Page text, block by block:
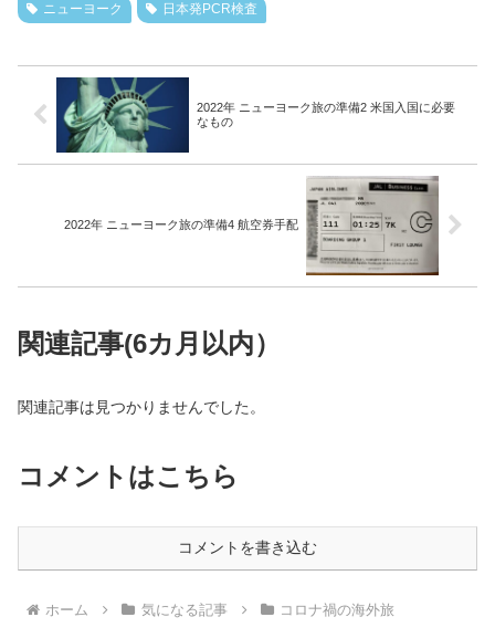
ニューヨーク 日本発PCR検査
2022年 ニューヨーク旅の準備2 米国入国に必要
なもの
2022年 ニューヨーク旅の準備4 航空券手配
関連記事(6カ月以内）
関連記事は見つかりませんでした。
コメントはこちら
コメントを書き込む
ホーム 気になる記事 コロナ禍の海外旅